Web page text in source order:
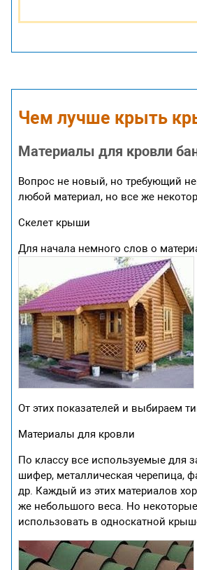
Чем лучше крыть
Материалы для кровли
Вопрос не новый, но требующий
любой материал, но все же
Скелет крыши
Для начала немного слов о
От этих показателей и выбираем
Материалы для кровли
По классу все используемые для
шифер, металлическая черепица,
др. Каждый из этих материалов
же небольшого веса. Но
использовать в односкатной